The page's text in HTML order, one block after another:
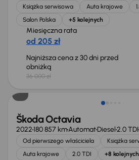
Książka serwisowa Auta krajowe
Salon Polska
+5 kolejnych
Miesięczna rata
od 205 zł
Najniższa cena z 30 dni przed
obniżką
36 000 zł
Świeżo skupione
Škoda Octavia
2022180 857 kmAutomatDiesel2.0 TDI
Od pierwszego właściciela
Książka
Auta krajowe
2.0 TDI +8 kolejnych